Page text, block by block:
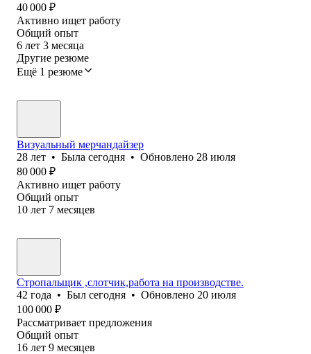
40 000 ₽
Активно ищет работу
Общий опыт
6 лет 3 месяца
Другие резюме
Ещё 1 резюме
Визуальный мерчандайзер
28 лет • Была сегодня • Обновлено 28 июля
80 000 ₽
Активно ищет работу
Общий опыт
10 лет 7 месяцев
Стропальщик ,слотчик,работа на производстве.
42 года • Был сегодня • Обновлено 20 июля
100 000 ₽
Рассматривает предложения
Общий опыт
16 лет 9 месяцев